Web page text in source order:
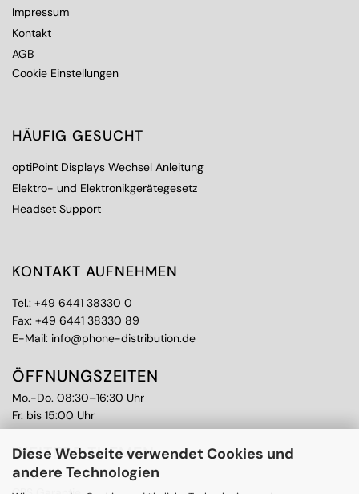
Diese Webseite verwendet Cookies und
andere Technologien
Impressum
Kontakt
AGB
Cookie Einstellungen
HÄUFIG GESUCHT
optiPoint Displays Wechsel Anleitung
Elektro- und Elektronikgerätegesetz
Headset Support
KONTAKT AUFNEHMEN
Tel.: +49 6441 38330 0
Fax: +49 6441 38330 89
E-Mail: info@phone-distribution.de
ÖFFNUNGSZEITEN
Mo.-Do. 08:30–16:30 Uhr
Fr. bis 15:00 Uhr
WEITERE THEMEN
Ankauf